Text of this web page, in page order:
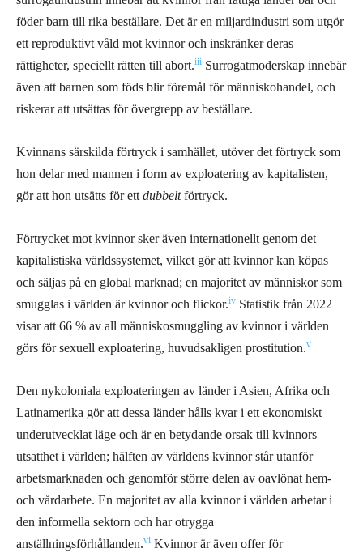
föder barn till rika beställare. Det är en miljardindustri som utgör
ett reproduktivt våld mot kvinnor och inskränker deras
rättigheter, speciellt rätten till abort.iii Surrogatmoderskap innebär
även att barnen som föds blir föremål för människohandel, och
riskerar att utsättas för övergrepp av beställare.
Kvinnans särskilda förtryck i samhället, utöver det förtryck som
hon delar med mannen i form av exploatering av kapitalisten,
gör att hon utsätts för ett dubbeltförtryck.
Förtrycket mot kvinnor sker även internationellt genom det
kapitalistiska världssystemet, vilket gör att kvinnor kan köpas
och säljas på en global marknad; en majoritet av människor som
smugglas i världen är kvinnor och flickor.iv Statistik från 2022
visar att 66 % av all människosmuggling av kvinnor i världen
görs för sexuell exploatering, huvudsakligen prostitution.v
Den nykoloniala exploateringen av länder i Asien, Afrika och
Latinamerika gör att dessa länder hålls kvar i ett ekonomiskt
underutvecklat läge och är en betydande orsak till kvinnors
utsatthet i världen; hälften av världens kvinnor står utanför
arbetsmarknaden och genomför större delen av oavlönat hem-
och vårdarbete. En majoritet av alla kvinnor i världen arbetar i
den informella sektorn och har otrygga
anställningsförhållanden.vi Kvinnor är även offer för